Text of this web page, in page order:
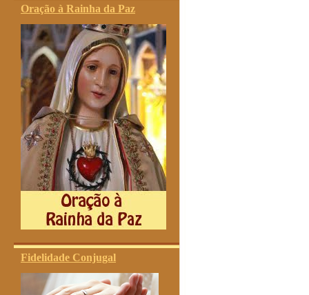
Oração à Rainha da Paz
Fidelidade Conjugal